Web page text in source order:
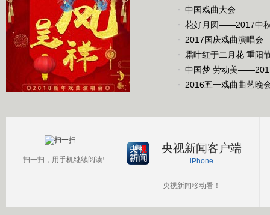
中国戏曲大会
花好月圆——2017中
2017国庆戏曲演唱会
霜叶红于二月花 重阳
中国梦 劳动美
2016五一戏曲曲艺晚
扫一扫，用手机继续阅读!
央视新闻客户端
iPhone
央视新闻移动看！